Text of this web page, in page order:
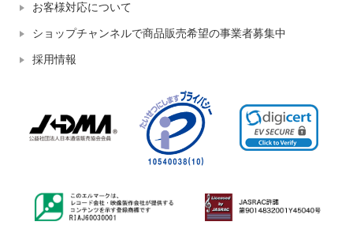
お客様対応について
ショップチャンネルで商品販売希望の事業者募集中
採用情報